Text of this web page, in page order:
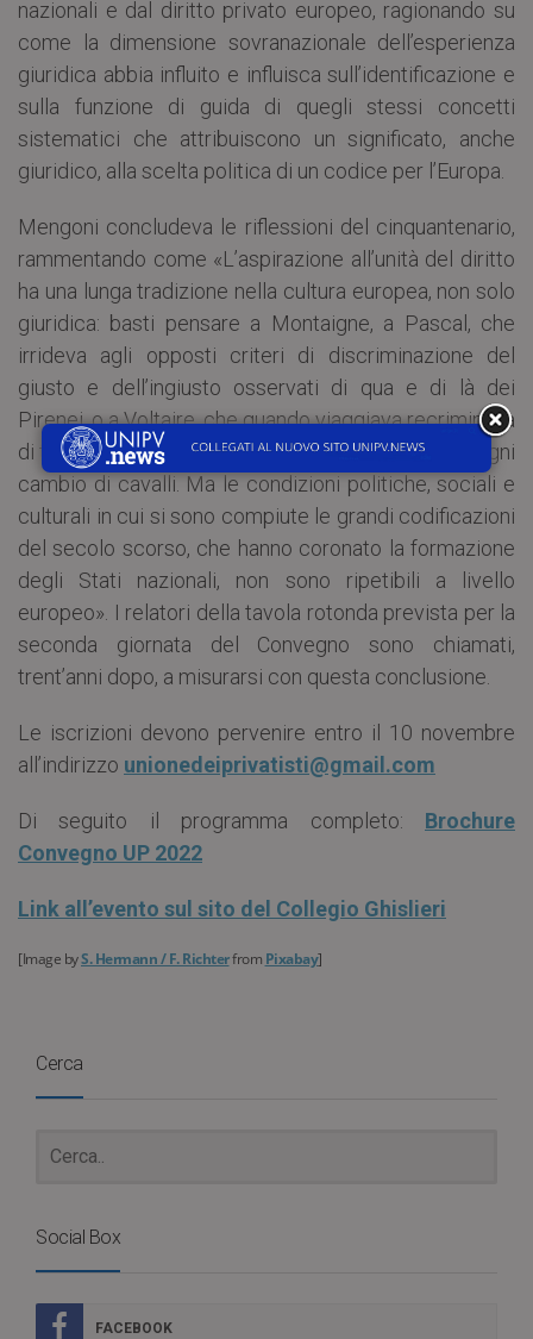
nazionali e dal diritto privato europeo, ragionando su
come la dimensione sovranazionale dell’esperienza
giuridica abbia influito e influisca sull’identificazione e
sulla funzione di guida di quegli stessi concetti
sistematici che attribuiscono un significato, anche
giuridico, alla scelta politica di un codice per l’Europa.
Mengoni concludeva le riflessioni del cinquantenario,
rammentando come «L’aspirazione all’unità del diritto
ha una lunga tradizione nella cultura europea, non solo
giuridica: basti pensare a Montaigne, a Pascal, che
irrideva agli opposti criteri di discriminazione del
giusto e dell’ingiusto osservati di qua e di là dei
Pirenei, o a Voltaire, che quando viaggiava recriminava
di trascorrere da un regime giuridico a un altro ad ogni
cambio di cavalli. Ma le condizioni politiche, sociali e
culturali in cui si sono compiute le grandi codificazioni
del secolo scorso, che hanno coronato la formazione
degli Stati nazionali, non sono ripetibili a livello
europeo». I relatori della tavola rotonda prevista per la
seconda giornata del Convegno sono chiamati,
trent’anni dopo, a misurarsi con questa conclusione.
Le iscrizioni devono pervenire entro il 10 novembre
all’indirizzo unionedeiprivatisti@gmail.com
Di seguito il programma completo: Brochure
Convegno UP 2022
Link all’evento sul sito del Collegio Ghislieri
[Image byS. Hermann / F. Richterfrom Pixabay]
Cerca
Social Box
FACEBOOK